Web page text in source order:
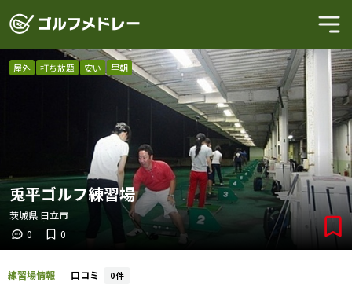
屋外 打ち放題 安い 早朝
兎平ゴルフ練習場
茨城県 日立市
0
0
練習場情報 口コミ 0件